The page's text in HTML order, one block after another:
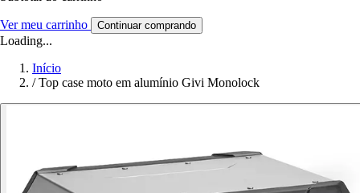
Ver meu carrinho Continuar comprando
Loading...
Início
/ Top case moto em alumínio Givi Monolock